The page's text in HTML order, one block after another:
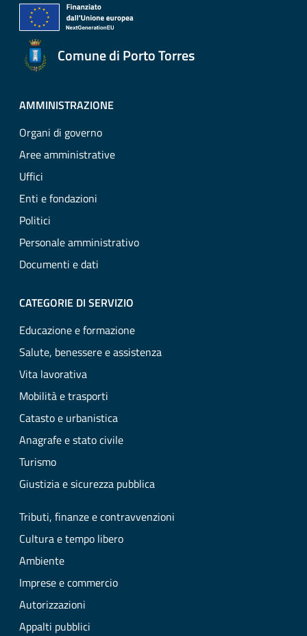
Comune di Porto Torres
AMMINISTRAZIONE
Organi di governo
Aree amministrative
Uffici
Enti e fondazioni
Politici
Personale amministrativo
Documenti e dati
CATEGORIE DI SERVIZIO
Educazione e formazione
Salute, benessere e assistenza
Vita lavorativa
Mobilità e trasporti
Catasto e urbanistica
Anagrafe e stato civile
Turismo
Giustizia e sicurezza pubblica
Tributi, finanze e contravvenzioni
Cultura e tempo libero
Ambiente
Imprese e commercio
Autorizzazioni
Appalti pubblici